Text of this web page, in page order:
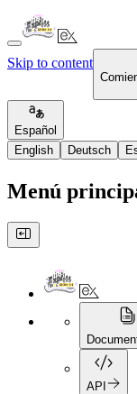
Skip to content
Español
English
Deutsch
Menú
API